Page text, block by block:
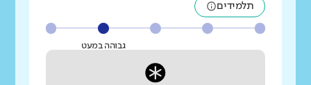
תלמידים
גבוהה במעט